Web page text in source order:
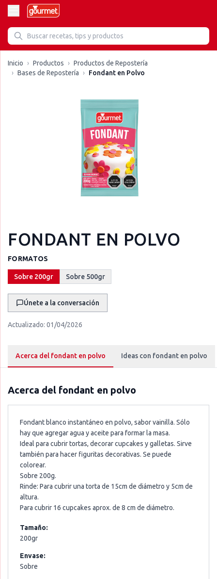
Inicio › Productos › Productos de Repostería
› Bases de Repostería › Fondant en Polvo
FONDANT EN POLVO
FORMATOS
Sobre 200gr Sobre 500gr
Únete a la conversación
Actualizado: 01/04/2026
Acerca del fondant en polvo Ideas con fondant en polvo
Acerca del fondant en polvo
Fondant blanco instantáneo en polvo, sabor vainilla. Sólo
hay que agregar agua y aceite para formar la masa.
Ideal para cubrir tortas, decorar cupcakes y galletas. Sirve
también para hacer figuritas decorativas. Se puede
colorear.
Sobre 200g.
Rinde: Para cubrir una torta de 15cm de diámetro y 5cm de
altura.
Para cubrir 16 cupcakes aprox. de 8 cm de diámetro.
Tamaño:
200gr
Envase:
Sobre